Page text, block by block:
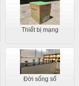
Thiết bị mạng
Đời sống số